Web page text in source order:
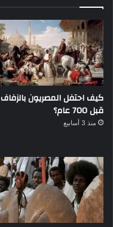
كيف احتفل المصريون بالزفاف
قبل 700 عام؟
منذ 3 أسابيع